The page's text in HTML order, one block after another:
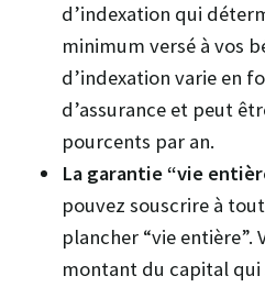
d’indexation qui
minimum versé à vos
d’indexation varie en
d’assurance et peut
pourcents par an.
La garantie “vie
pouvez souscrire à
plancher “vie entière”.
montant du capital qui